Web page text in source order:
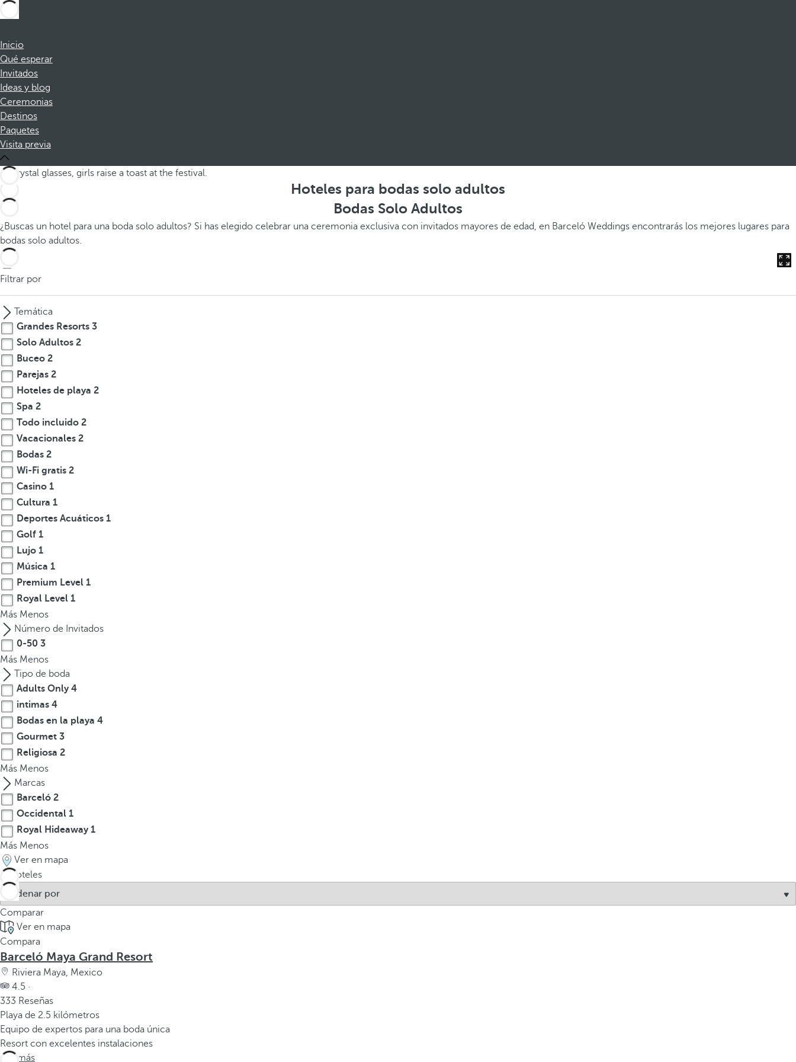
Inicio
Qué esperar
Invitados
Ideas y blog
Ceremonias
Destinos
Paquetes
Visita previa
Hoteles para bodas solo adultos
Bodas Solo Adultos
¿Buscas un hotel para una boda solo adultos? Si has elegido celebrar una ceremonia exclusiva con invitados mayores de edad, en Barceló Weddings encontrarás los mejores lugares para
bodas solo adultos.
Filtrar por
Temática
Grandes Resorts 3
Solo Adultos 2
Buceo 2
Parejas 2
Hoteles de playa 2
Spa 2
Todo incluido 2
Vacacionales 2
Bodas 2
Wi-Fi gratis 2
Casino 1
Cultura 1
Deportes Acuáticos 1
Golf 1
Lujo 1
Música 1
Premium Level 1
Royal Level 1
Más Menos
Número de Invitados
0-50 3
Más Menos
Tipo de boda
Adults Only4
intimas 4
Bodas en la playa 4
Gourmet 3
Religiosa 2
Más Menos
Marcas
Barceló 2
Occidental 1
Royal Hideaway1
Más Menos
Ver en mapa
4
hoteles
Comparar
Ver en mapa
Compara
Barceló Maya Grand Resort
Riviera Maya, Mexico
4.5 ·
333 Reseñas
Playa de 2.5 kilómetros
Equipo de expertos para una boda única
Resort con excelentes instalaciones
Ver más